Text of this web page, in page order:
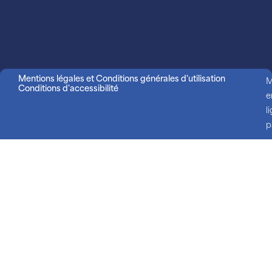
Mentions légales et Conditions générales d'utilisation
Conditions d'accessibilité